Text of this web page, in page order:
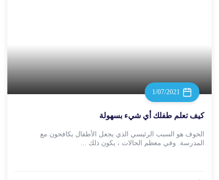
1/07/2021
كيف تعلم طفلك أي شيء بسهولة
الخوف هو السبب الرئيسي الذي يجعل الأطفال يكافحون مع
المدرسة. وفي معظم الحالات ، يكون ذلك ...